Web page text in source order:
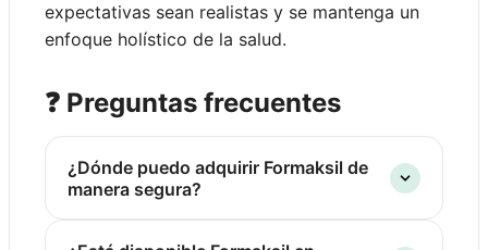
expectativas sean realistas y se mantenga un
enfoque holístico de la salud.
❓ Preguntas frecuentes
¿Dónde puedo adquirir Formaksil de
manera segura?